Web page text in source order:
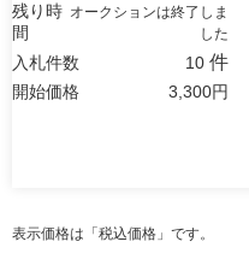
残り時
間
オークションは終了しま
した
入札件数 10 件
開始価格 3,300円
表示価格は「税込価格」です。